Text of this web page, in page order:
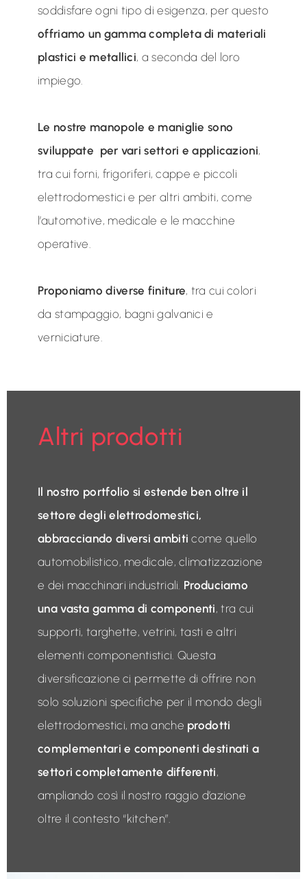
soddisfare ogni tipo di esigenza, per questo
offriamo un gamma completa di materiali
plastici e metallici, a seconda del loro
impiego.
Le nostre manopole e maniglie sono
sviluppate per vari settori e applicazioni,
tra cui forni, frigoriferi, cappe e piccoli
elettrodomestici e per altri ambiti, come
l’automotive, medicale e le macchine
operative.
Proponiamo diverse finiture, tra cui colori
da stampaggio, bagni galvanici e
verniciature.
Altri prodotti
Il nostro portfolio si estende ben oltre il
settore degli elettrodomestici,
abbracciando diversi ambiti come quello
automobilistico, medicale, climatizzazione
e dei macchinari industriali. Produciamo
una vasta gamma di componenti, tra cui
supporti, targhette, vetrini, tasti e altri
elementi componentistici. Questa
diversificazione ci permette di offrire non
solo soluzioni specifiche per il mondo degli
elettrodomestici, ma anche prodotti
complementari e componenti destinati a
settori completamente differenti,
ampliando così il nostro raggio d’azione
oltre il contesto “kitchen”.